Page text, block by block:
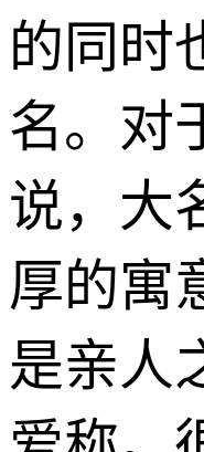
的同时
名。对
说，大
厚的寓
是亲人